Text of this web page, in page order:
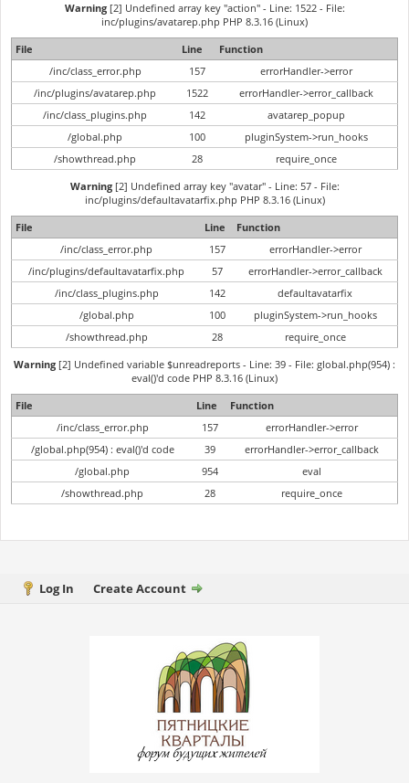
Warning[2] Undefined array key "action" - Line: 1522 - File:
inc/plugins/avatarep.php PHP 8.3.16 (Linux)
File
Line
Function
/inc/class_error.php
157
errorHandler->error
/inc/plugins/avatarep.php
1522
errorHandler->error_callback
/inc/class_plugins.php
142
avatarep_popup
/global.php
100
pluginSystem->run_hooks
/showthread.php
28
require_once
Warning[2] Undefined array key "avatar" - Line: 57 - File:
inc/plugins/defaultavatarfix.php PHP 8.3.16 (Linux)
File
Line
Function
/inc/class_error.php
157
errorHandler->error
/inc/plugins/defaultavatarfix.php
57
errorHandler->error_callback
/inc/class_plugins.php
142
defaultavatarfix
/global.php
100
pluginSystem->run_hooks
/showthread.php
28
require_once
Warning [2] Undefined variable $unreadreports - Line: 39 - File: global.php(954) :
eval()'d code PHP 8.3.16 (Linux)
File
Line
Function
/inc/class_error.php
157
errorHandler->error
/global.php(954) : eval()'d code
39
errorHandler->error_callback
/global.php
954
eval
/showthread.php
28 require_once
Log In Create Account